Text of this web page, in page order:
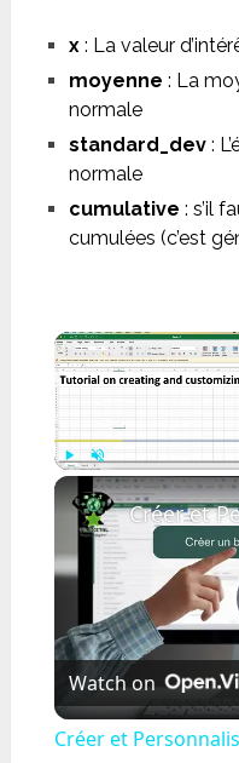
x: La valeur
moyenne : La
normale
standard_dev:
normale
cumulative : s’il
cumulées (c’est
Unmute
Watch on
Créer et